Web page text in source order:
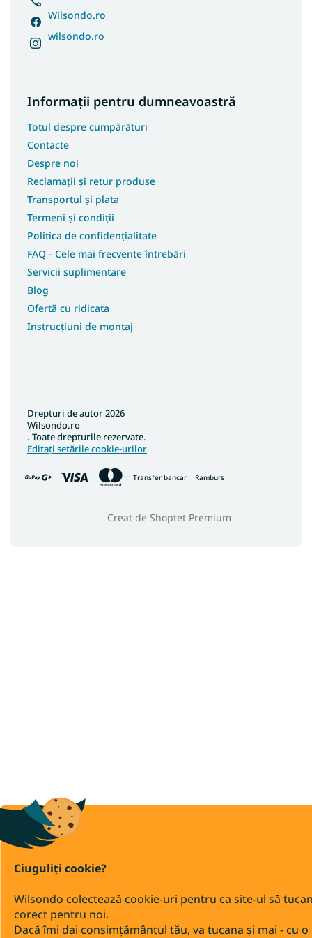
Ciuguliți cookie?
Wilsondo colectează cookie-uri pentru ca site-ul să
corect pentru noi.
Dacă îmi dai consimțământul tău, va tucana și mai - cu o
Wilsondo.ro
wilsondo.ro
Informații pentru dumneavoastră
Totul despre cumpărături
Contacte
Despre noi
Reclamații și retur produse
Transportul și plata
Termeni și condiții
Politica de confidențialitate
FAQ - Cele mai frecvente întrebări
Servicii suplimentare
Blog
Ofertă cu ridicata
Instrucțiuni de montaj
Transfer bancar Ramburs
Creat de Shoptet Premium
Drepturi de autor 2026
Wilsondo.ro
. Toate drepturile rezervate.
Editați setările cookie-urilor